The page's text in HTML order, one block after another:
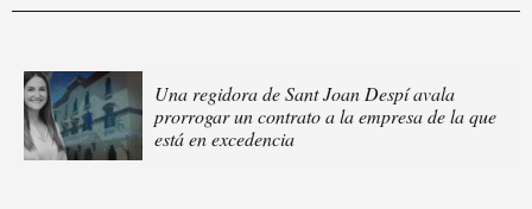
Una regidora de Sant Joan Despí avala
prorrogar un contrato a la empresa de la que
está en excedencia